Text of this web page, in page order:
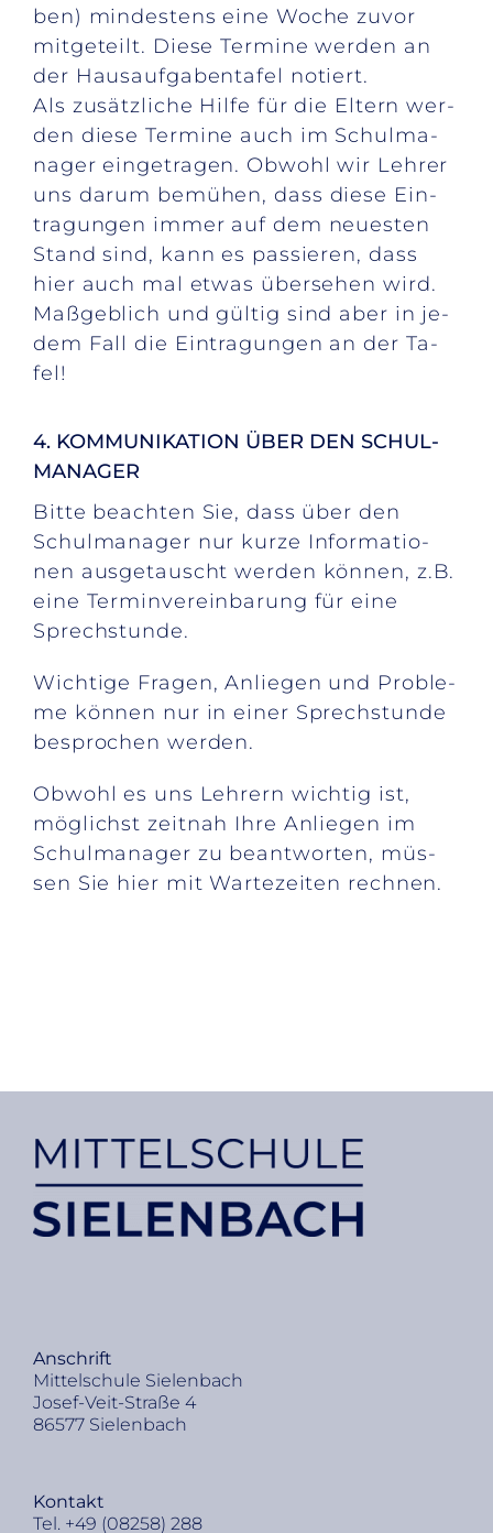
ben) min­des­tens eine Wo­che zu­vor
mit­ge­teilt. Die­se Ter­mi­ne wer­den an
der Haus­auf­ga­ben­ta­fel no­tiert.
Als zu­sätz­li­che Hil­fe für die El­tern wer­
den die­se Ter­mi­ne auch im Schul­ma­
na­ger ein­ge­tra­gen. Ob­wohl wir Leh­rer
uns dar­um be­mü­hen, dass die­se Ein­
tra­gun­gen im­mer auf dem neu­es­ten
Stand sind, kann es pas­sie­ren, dass
hier auch mal et­was über­se­hen wird.
Maß­geb­lich und gül­tig sind aber in je­
dem Fall die Ein­tra­gun­gen an der Ta­
fel!
4. KOM­MU­NI­KA­TI­ON ÜBER DEN SCHUL­
MA­NA­GER
Bit­te be­ach­ten Sie, dass über den
Schul­ma­na­ger nur kur­ze In­for­ma­tio­
nen aus­ge­tauscht wer­den kön­nen, z.B.
eine Ter­min­ver­ein­ba­rung für eine
Sprech­stun­de.
Wich­ti­ge Fra­gen, An­lie­gen und Pro­ble­
me kön­nen nur in ei­ner Sprech­stun­de
be­spro­chen wer­den.
Ob­wohl es uns Leh­rern wich­tig ist,
mög­lichst zeit­nah Ihre An­lie­gen im
Schul­ma­na­ger zu be­ant­wor­ten, müs­
sen Sie hier mit War­te­zei­ten rech­nen.
An­schrift
Mit­tel­schu­le Sie­len­bach
Jo­sef-Veit-Stra­ße 4
86577 Sie­len­bach
Kon­takt
Tel. +49 (08258) 288